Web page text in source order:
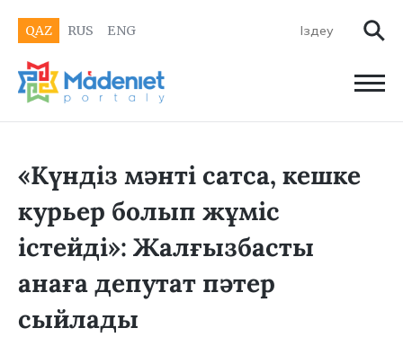
QAZ RUS ENG
«Күндіз мәнті сатса, кешке
курьер болып жұміс
істейді»: Жалғызбасты
анаға депутат пәтер
сыйлады